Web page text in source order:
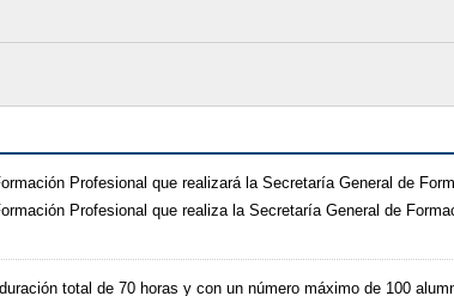
Profesional que realizará la Secretaría General de
Profesional que realiza la Secretaría General de
total de 70 horas y con un número máximo de 100